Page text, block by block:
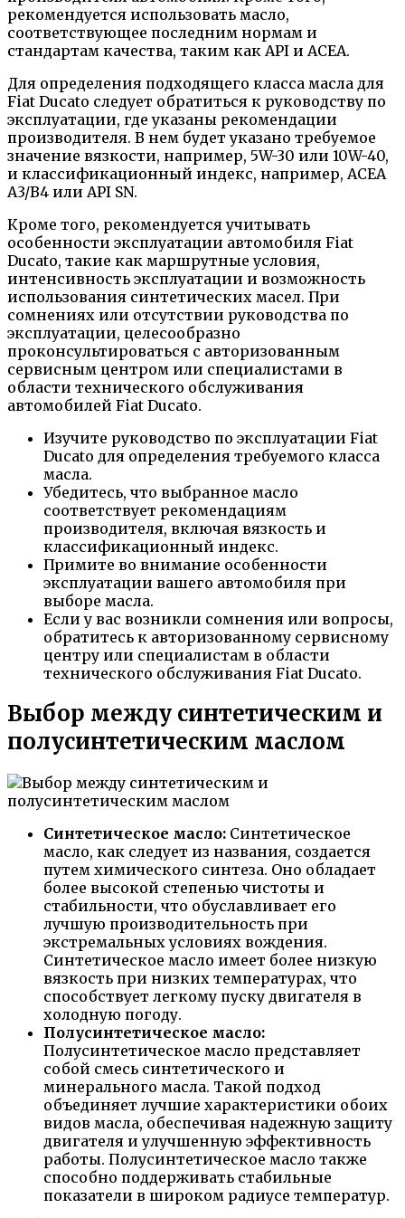
рекомендуется использовать масло,
соответствующее последним нормам и
стандартам качества, таким как API и ACEA.
Для определения подходящего класса масла для
Fiat Ducato следует обратиться к руководству по
эксплуатации, где указаны рекомендации
производителя. В нем будет указано требуемое
значение вязкости, например, 5W-30 или 10W-40,
и классификационный индекс, например, ACEA
A3/B4 или API SN.
Кроме того, рекомендуется учитывать
особенности эксплуатации автомобиля Fiat
Ducato, такие как маршрутные условия,
интенсивность эксплуатации и возможность
использования синтетических масел. При
сомнениях или отсутствии руководства по
эксплуатации, целесообразно
проконсультироваться с авторизованным
сервисным центром или специалистами в
области технического обслуживания
автомобилей Fiat Ducato.
Изучите руководство по эксплуатации Fiat
Ducato для определения требуемого класса
масла.
Убедитесь, что выбранное масло
соответствует рекомендациям
производителя, включая вязкость и
классификационный индекс.
Примите во внимание особенности
эксплуатации вашего автомобиля при
выборе масла.
Если у вас возникли сомнения или вопросы,
обратитесь к авторизованному сервисному
центру или специалистам в области
технического обслуживания Fiat Ducato.
Выбор между синтетическим и
полусинтетическим маслом
Синтетическое масло: Синтетическое
масло, как следует из названия, создается
путем химического синтеза. Оно обладает
более высокой степенью чистоты и
стабильности, что обуславливает его
лучшую производительность при
экстремальных условиях вождения.
Синтетическое масло имеет более низкую
вязкость при низких температурах, что
способствует легкому пуску двигателя в
холодную погоду.
Полусинтетическое масло:
Полусинтетическое масло представляет
собой смесь синтетического и
минерального масла. Такой подход
объединяет лучшие характеристики обоих
видов масла, обеспечивая надежную защиту
двигателя и улучшенную эффективность
работы. Полусинтетическое масло также
способно поддерживать стабильные
показатели в широком радиусе температур.